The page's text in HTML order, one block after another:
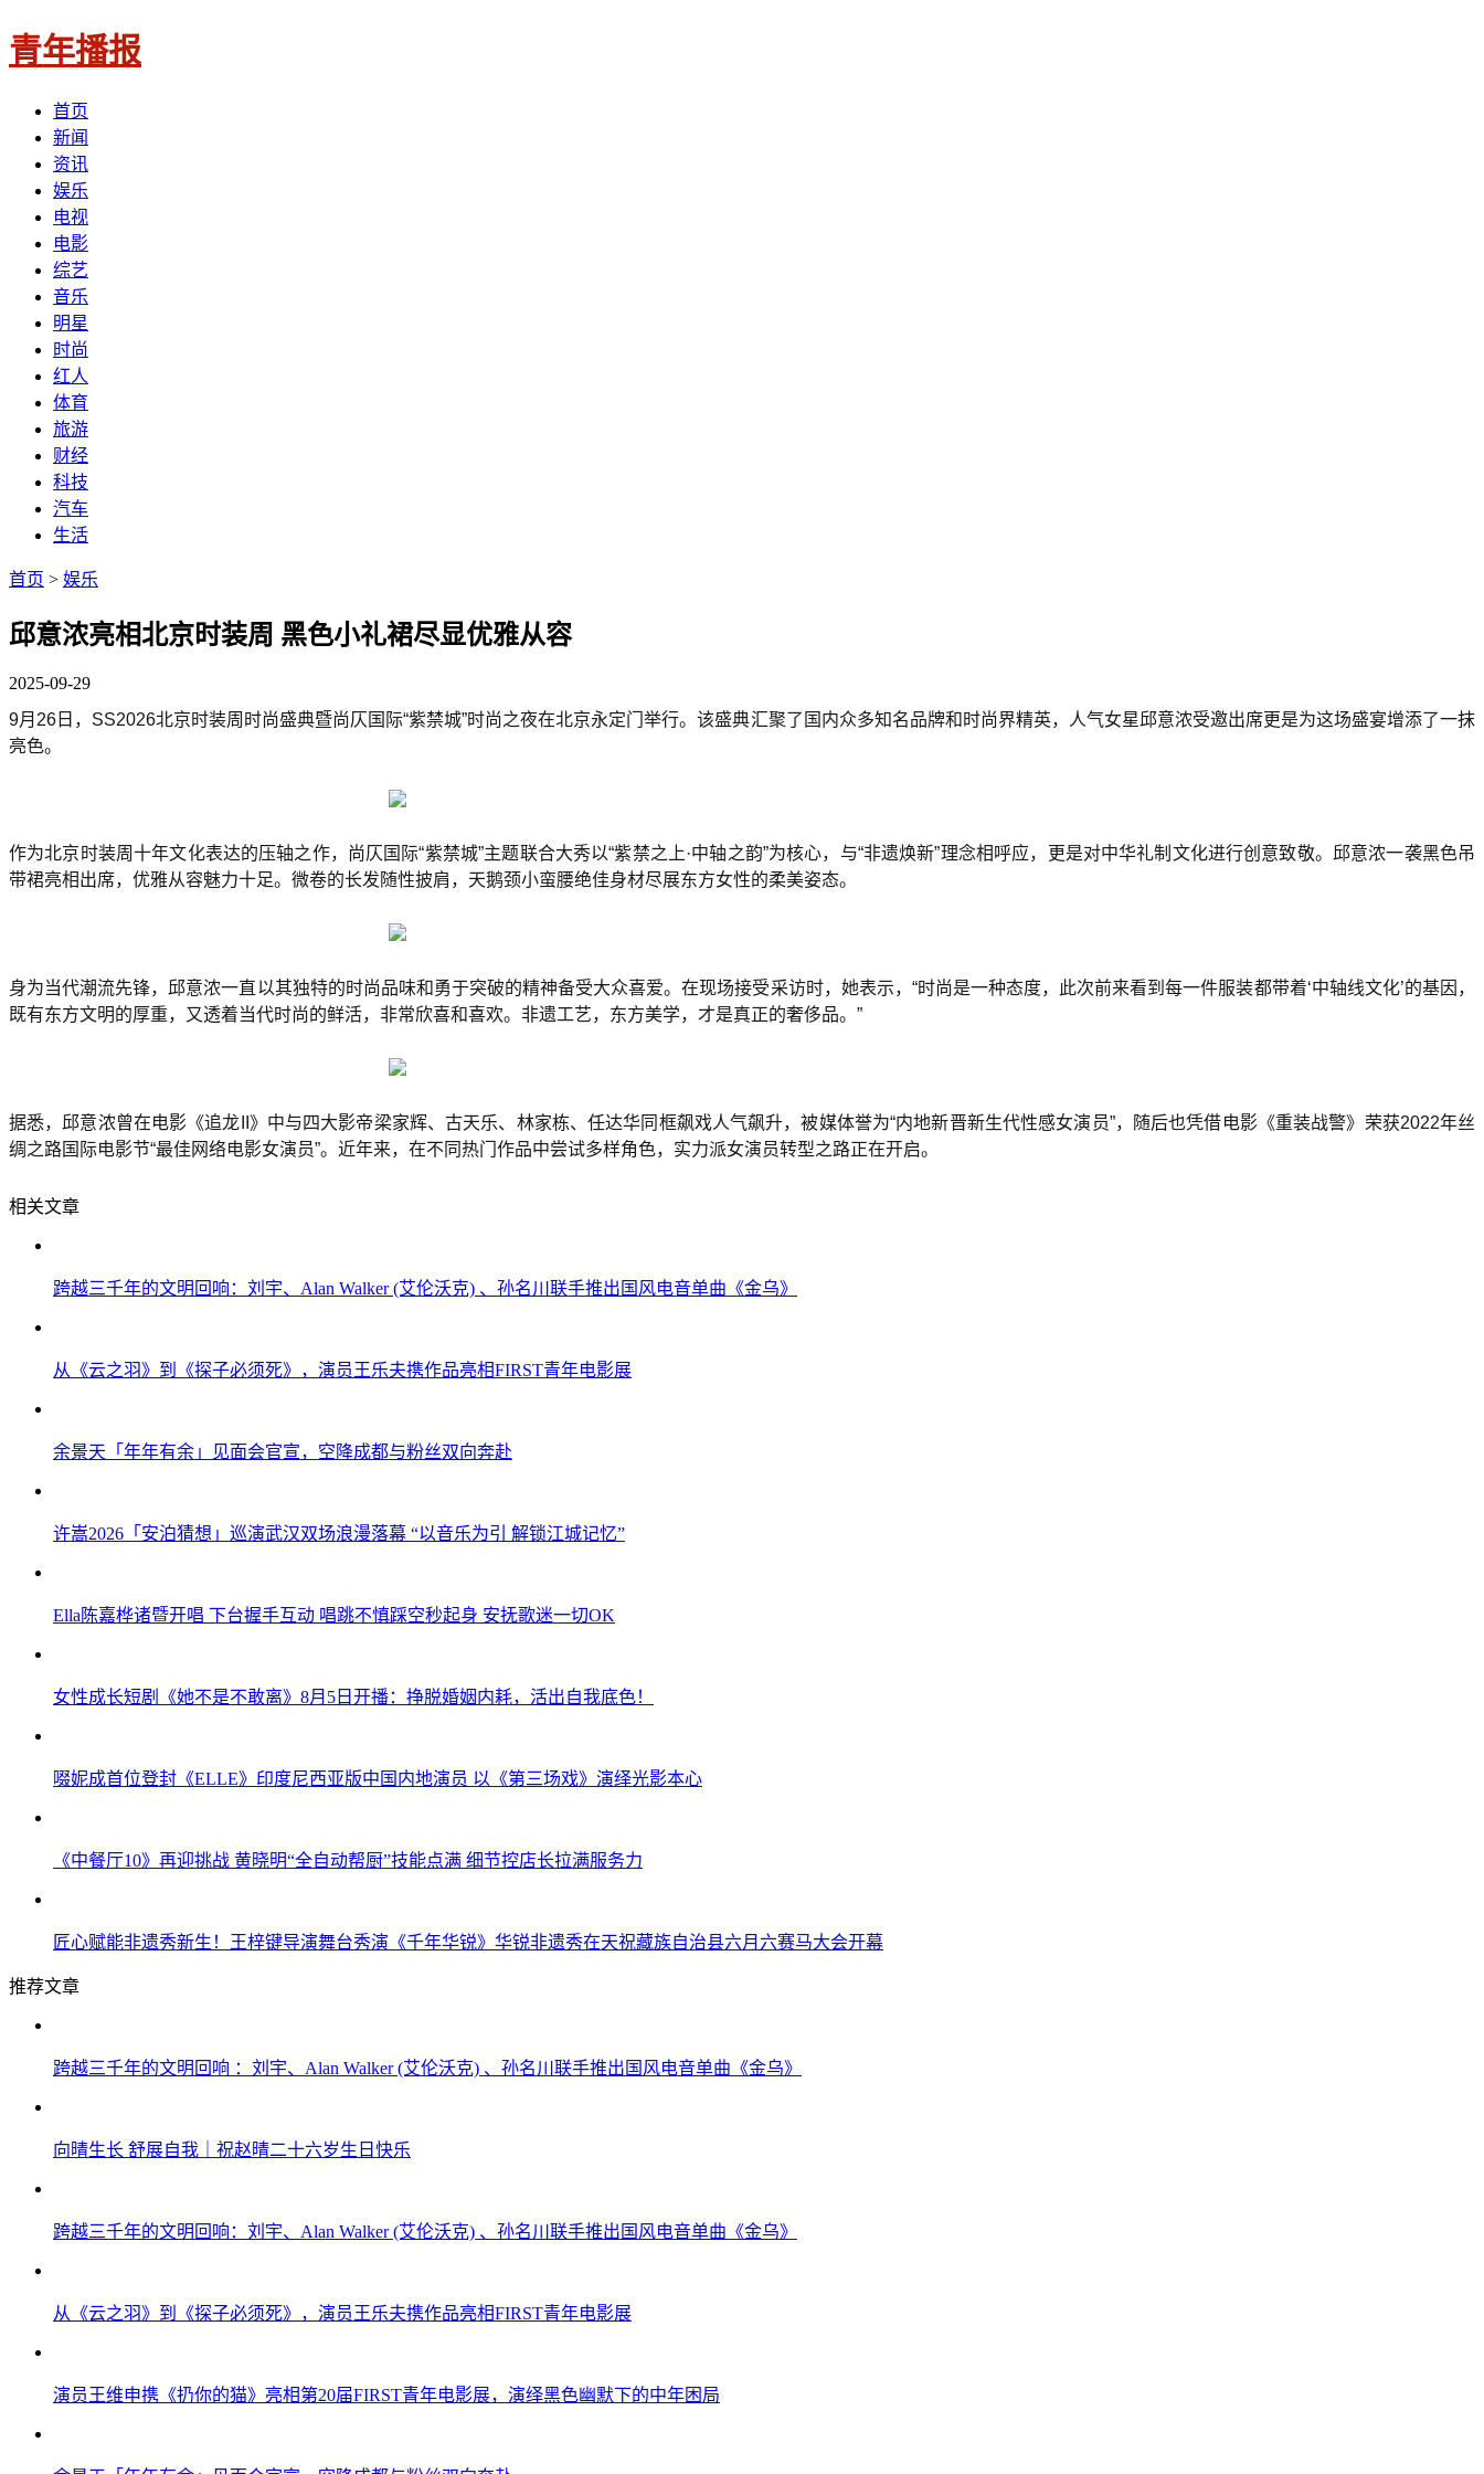
青年播报
首页
新闻
资讯
娱乐
电视
电影
综艺
音乐
明星
时尚
红人
体育
旅游
财经
科技
汽车
生活
首页 > 娱乐
邱意浓亮相北京时装周 黑色小礼裙尽显优雅从容
2025-09-29
9月26日，SS2026北京时装周时尚盛典暨尚仄国际“紫禁城”时尚之夜在北京永定门举行。该盛典汇聚了国内众多知名品牌和时尚界精英，人气女星邱意浓受邀出席更是为这场盛宴增添了一抹
亮色。
作为北京时装周十年文化表达的压轴之作，尚仄国际“紫禁城”主题联合大秀以“紫禁之上·中轴之韵”为核心，与“非遗焕新”理念相呼应，更是对中华礼制文化进行创意致敬。邱意浓一袭黑色吊
带裙亮相出席，优雅从容魅力十足。微卷的长发随性披肩，天鹅颈小蛮腰绝佳身材尽展东方女性的柔美姿态。
身为当代潮流先锋，邱意浓一直以其独特的时尚品味和勇于突破的精神备受大众喜爱。在现场接受采访时，她表示，“时尚是一种态度，此次前来看到每一件服装都带着‘中轴线文化’的基因，
既有东方文明的厚重，又透着当代时尚的鲜活，非常欣喜和喜欢。非遗工艺，东方美学，才是真正的奢侈品。”
据悉，邱意浓曾在电影《追龙II》中与四大影帝梁家辉、古天乐、林家栋、任达华同框飙戏人气飙升，被媒体誉为“内地新晋新生代性感女演员”，随后也凭借电影《重装战警》荣获2022年丝
绸之路国际电影节“最佳网络电影女演员”。近年来，在不同热门作品中尝试多样角色，实力派女演员转型之路正在开启。
相关文章
跨越三千年的文明回响：刘宇、Alan Walker (艾伦沃克) 、孙名川联手推出国风电音单曲《金乌》
从《云之羽》到《探子必须死》，演员王乐夫携作品亮相FIRST青年电影展
余景天「年年有余」见面会官宣，空降成都与粉丝双向奔赴
许嵩2026「安泊猜想」巡演武汉双场浪漫落幕 “以音乐为引 解锁江城记忆”
Ella陈嘉桦诸暨开唱 下台握手互动 唱跳不慎踩空秒起身 安抚歌迷一切OK
女性成长短剧《她不是不敢离》8月5日开播：挣脱婚姻内耗，活出自我底色！
啜妮成首位登封《ELLE》印度尼西亚版中国内地演员 以《第三场戏》演绎光影本心
《中餐厅10》再迎挑战 黄晓明“全自动帮厨”技能点满 细节控店长拉满服务力
匠心赋能非遗秀新生！王梓键导演舞台秀演《千年华锐》华锐非遗秀在天祝藏族自治县六月六赛马大会开幕
推荐文章
跨越三千年的文明回响 ：刘宇、Alan Walker (艾伦沃克) 、孙名川联手推出国风电音单曲《金乌》
向晴生长 舒展自我｜祝赵晴二十六岁生日快乐
跨越三千年的文明回响：刘宇、Alan Walker (艾伦沃克) 、孙名川联手推出国风电音单曲《金乌》
从《云之羽》到《探子必须死》，演员王乐夫携作品亮相FIRST青年电影展
演员王维申携《扔你的猫》亮相第20届FIRST青年电影展，演绎黑色幽默下的中年困局